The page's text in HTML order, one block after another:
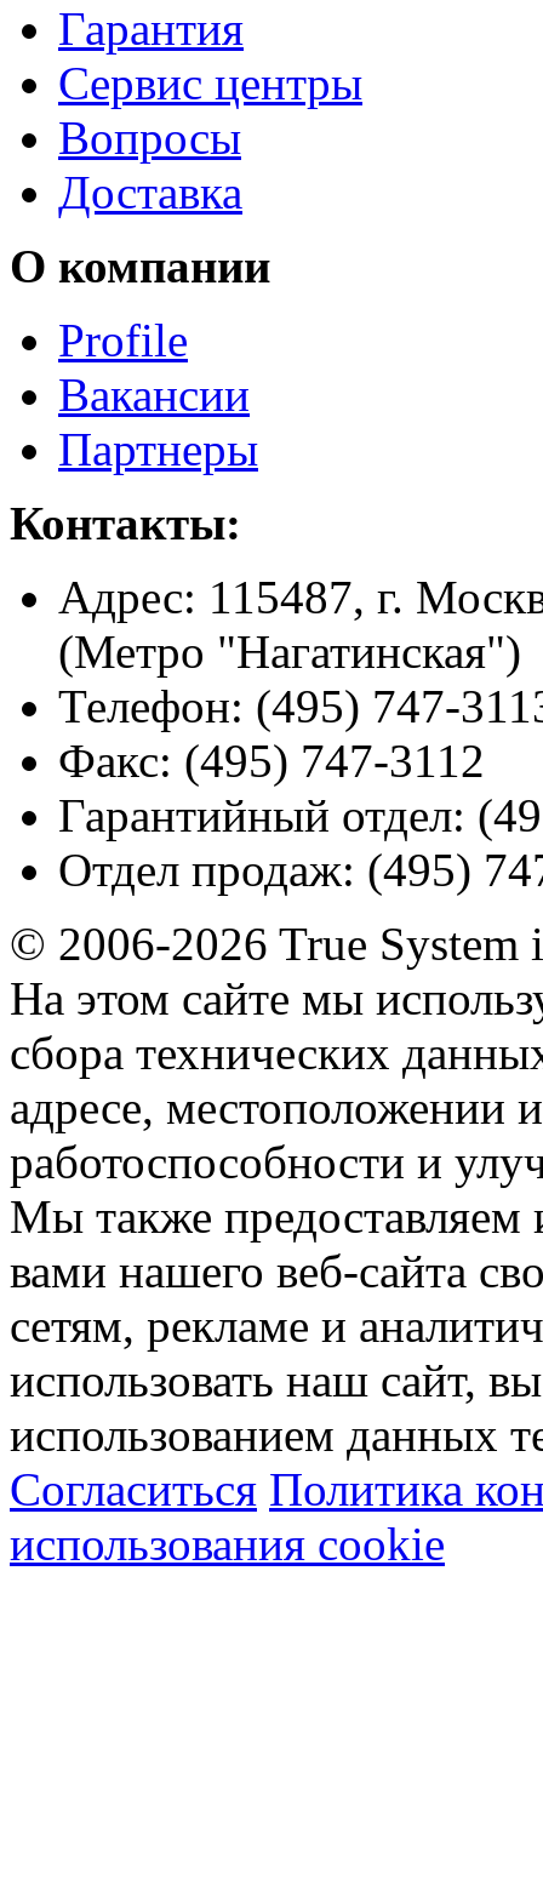
Гарантия
Сервис центры
Вопросы
Доставка
О компании
Profile
Вакансии
Партнеры
Контакты:
Адрес: 115487, г.
(Метро "Нагатинская")
Телефон: (495) 747-
Факс: (495) 747-3112
Гарантийный отдел:
Отдел продаж: (495)
© 2006-2026 True System
На этом сайте мы
сбора технических
адресе, местоположении
работоспособности и
Мы также
вами нашего веб-сайта
сетям, рекламе и
использовать наш сайт,
использованием данных
Согласиться Политика
использования cookie